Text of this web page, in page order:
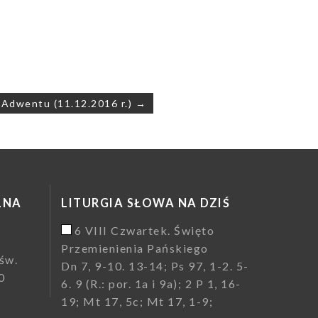
(11.12.2016 r.) →
LITURGIA SŁOWA NA DZIŚ
6 VIII Czwartek. Święto
Przemienienia Pańskiego
Dn 7, 9-10. 13-14; Ps 97, 1-2. 5-
6. 9 (R.: por. 1a i 9a); 2 P 1, 16-
19; Mt 17, 5c; Mt 17, 1-9;